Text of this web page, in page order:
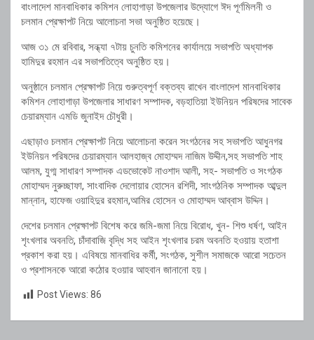
বাংলাদেশ মানবাধিকার কমিশন লোহাগাড়া উপজেলার উদ্যোগে ঈদ পূর্ণমিলনী ও
চলমান প্রেক্ষাপট নিয়ে আলোচনা সভা অনুষ্ঠিত হয়েছে।
আজ ৩১ মে রবিবার, সন্ধ্যা ৭টায় চুনতি কমিশনের কার্যালয়ে সভাপতি অধ্যাপক
হামিদুর রহমান এর সভাপতিত্বে অনুষ্ঠিত হয়।
অনুষ্ঠানে চলমান প্রেক্ষাপট নিয়ে গুরুত্বপূর্ণ বক্তব্য রাখেন বাংলাদেশ মানবাধিকার
কমিশন লোহাগাড়া উপজেলার সাধারণ সম্পাদক, বড়হাতিয়া ইউনিয়ন পরিষদের সাবেক
চেয়ারম্যান এমডি জুনাইদ চৌধুরী।
এছাড়াও চলমান প্রেক্ষাপট নিয়ে আলোচনা করেন সংগঠনের সহ সভাপতি আধুনগর
ইউনিয়ন পরিষদের চেয়ারম্যান আলহাজ্ব মোহাম্মদ নাজিম উদ্দীন,সহ সভাপতি শাহ
আলম, যুগ্ম সাধারণ সম্পাদক এডভোকেট নাওশাদ আলী, সহ- সভাপতি ও সংগঠক
মোহাম্মদ নুরুচ্ছাফা, সাংবাদিক দেলোয়ার হোসেন রশিদী, সাংগঠনিক সম্পাদক আব্দুল
মান্নান, হাফেজ ওয়াহিদুর রহমান,আমির হোসেন ও মোহাম্মদ আব্বাস উদ্দিন।
দেশের চলমান প্রেক্ষাপট বিশেষ করে জমি-জমা নিয়ে বিরোধ, খুন- শিশু ধর্ষণ, আইন
শৃংখলার অবনতি, চাঁদাবাজি বৃদ্ধি সহ আইন শৃংখলার চরম অবনতি হওয়ায় হতাশা
প্রকাশ করা হয়। এবিষয়ে মানবাধির কর্মী, সংগঠক, সুশীল সমাজকে আরো সচেতন
ও প্রশাসনকে আরো কঠোর হওয়ার আহবান জানানো হয়।
Post Views: 86